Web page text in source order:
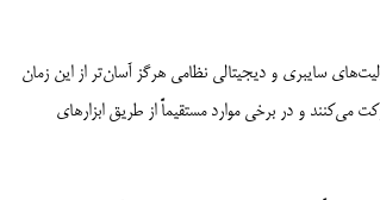
سایبری و دیجیتالی نظامی هرگز آسان‌تر از این زمان
می‌­کنند و در برخی موارد مستقیماً از طریق ابزارهای